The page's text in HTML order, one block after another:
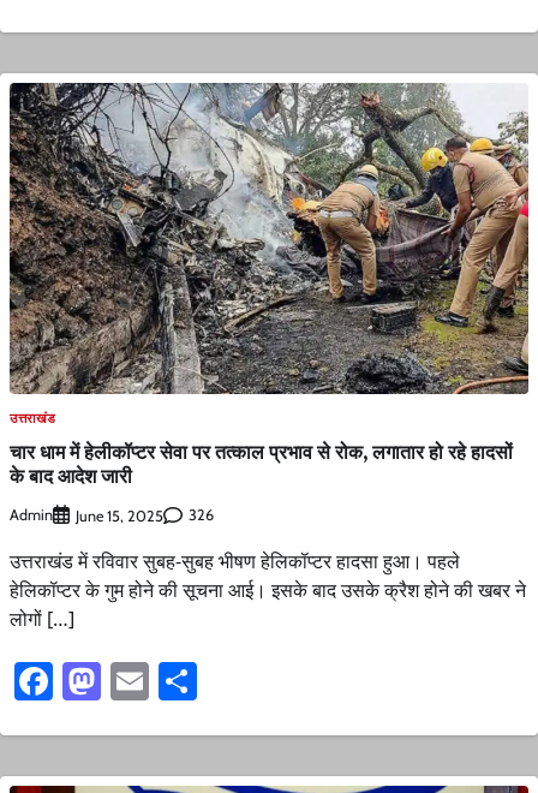
उत्तराखंड
चार धाम में हेलीकॉप्टर सेवा पर तत्काल प्रभाव से रोक, लगातार हो रहे हादसों
के बाद आदेश जारी
Admin June 15, 2025 326
उत्तराखंड में रविवार सुबह-सुबह भीषण हेलिकॉप्टर हादसा हुआ। पहले
हेलिकॉप्टर के गुम होने की सूचना आई। इसके बाद उसके क्रैश होने की खबर ने
लोगों […]
Facebook
Mastodon
Email